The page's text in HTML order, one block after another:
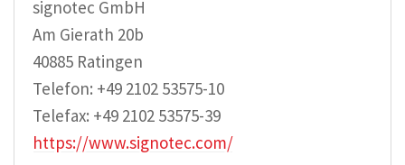
signotec GmbH
Am Gierath 20b
40885 Ratingen
Telefon: +49 2102 53575-10
Telefax: +49 2102 53575-39
https://www.signotec.com/